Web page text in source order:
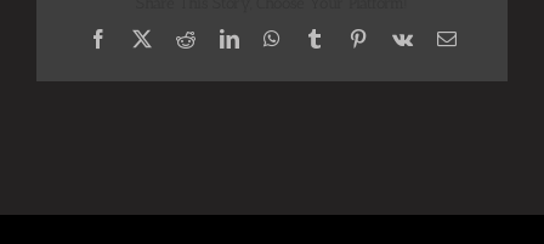
Facebook
X RedditLinkedInWhatsApp
TumblrPinterest
Vk Email